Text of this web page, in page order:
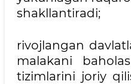
shakllantiradi;
rivojlangan
malakani
tizimlarini joriy